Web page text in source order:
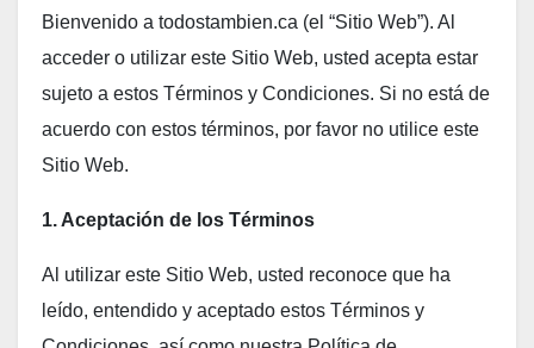
Bienvenido a todostambien.ca (el “Sitio Web”). Al
acceder o utilizar este Sitio Web, usted acepta estar
sujeto a estos Términos y Condiciones. Si no está de
acuerdo con estos términos, por favor no utilice este
Sitio Web.
1. Aceptación de los Términos
Al utilizar este Sitio Web, usted reconoce que ha
leído, entendido y aceptado estos Términos y